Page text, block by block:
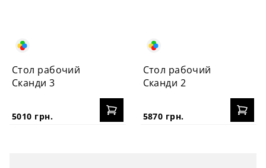
Стол рабочий
Сканди 3
5010 грн.
Стол рабочий
Сканди 2
5870 грн.